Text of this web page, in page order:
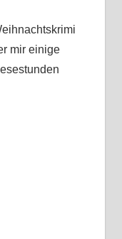
mir einige